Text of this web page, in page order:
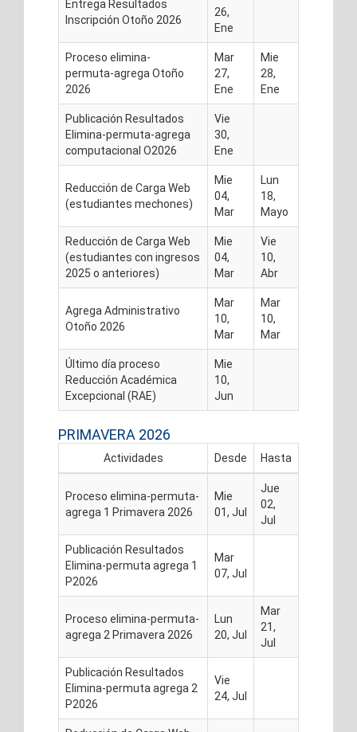
Entrega Resultados
Inscripción Otoño 2026
26,
Ene
Proceso elimina-
permuta-agrega Otoño
2026
Mar
27,
Ene
Mie
28,
Ene
Publicación Resultados
Elimina-permuta-agrega
computacional O2026
Vie
30,
Ene
Reducción de Carga Web
(estudiantes mechones)
Mie
04,
Mar
Lun
18,
Mayo
Reducción de Carga Web
(estudiantes con ingresos
2025 o anteriores)
Mie
04,
Mar
Vie
10,
Abr
Agrega Administrativo
Otoño 2026
Mar
10,
Mar
Mar
10,
Mar
Último día proceso
Reducción Académica
Excepcional (RAE)
Mie
10,
Jun
PRIMAVERA 2026
Actividades Desde Hasta
Proceso elimina-permuta-
agrega 1 Primavera 2026
Mie
01, Jul
Jue
02,
Jul
Publicación Resultados
Elimina-permuta agrega 1
P2026
Mar
07, Jul
Proceso elimina-permuta-
agrega 2 Primavera 2026
Lun
20, Jul
Mar
21,
Jul
Publicación Resultados
Elimina-permuta agrega 2
P2026
Vie
24, Jul